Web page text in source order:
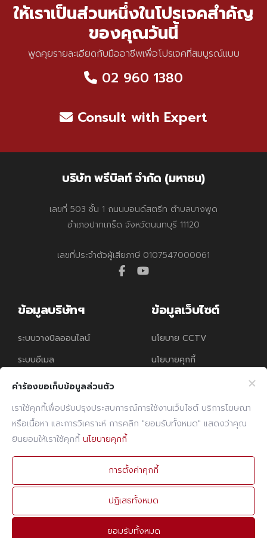
ให้เราเป็นส่วนหนึ่งในโปรเจคสำคัญ
ของคุณวันนี้
พูดคุยรายละเอียดกับมืออาชีพเพื่อโปรเจคที่สมบูรณ์แบบ
02 960 1380
Consult with Expert
บริษัท พรีบิลท์ จำกัด (มหาชน)
เลขที่ 503 ชั้น 1 ถนนบอนด์สตรีท ตำบลบางพูด
อำเภอปากเกร็ด จังหวัดนนทบุรี 11120
เลขที่ประจำตัวผู้เสียภาษี 0107547000061
facebookyoutube
ข้อมูลบริษัทฯ
ระบบวางบิลออนไลน์
ระบบอีเมล
ข้อมูลเว็บไซต์
นโยบาย CCTV
นโยบายคุกกี้
ติดต่อเรา
02 960 1380-9
แฟกซ์
02 960 1394
อีเมล
admin@prebuilt.co.th
คำร้องขอเก็บข้อมูลส่วนตัว
เราใช้คุกกี้เพื่อปรับปรุงประสบการณ์การใช้งานเว็บไซต์ บริการโฆษณา
หรือเนื้อหา และการวิเคราะห์ การคลิก "ยอมรับทั้งหมด" แสดงว่าคุณ
ยินยอมให้เราใช้คุกกี้ นโยบายคุกกี้
การตั้งค่าคุกกี้
ปฏิเสธทั้งหมด
ยอมรับทั้งหมด